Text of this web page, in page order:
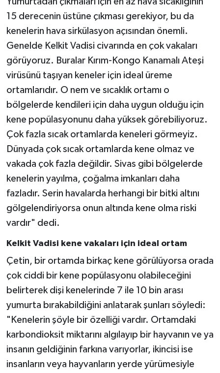
15 derecenin üstüne çıkması gerekiyor, bu da
kenelerin hava sirkülasyon açısından önemli.
Genelde Kelkit Vadisi civarında en çok vakaları
görüyoruz. Buralar Kırım-Kongo Kanamalı Ateşi
virüsünü taşıyan keneler için ideal üreme
ortamlarıdır. O nem ve sıcaklık ortamı o
bölgelerde kendileri için daha uygun olduğu için
kene popülasyonunu daha yüksek görebiliyoruz.
Çok fazla sıcak ortamlarda keneleri görmeyiz.
Dünyada çok sıcak ortamlarda kene olmaz ve
vakada çok fazla değildir. Sivas gibi bölgelerde
kenelerin yayılma, çoğalma imkanları daha
fazladır. Serin havalarda herhangi bir bitki altını
gölgelendiriyorsa onun altında kene olma riski
vardır" dedi.
Kelkit Vadisi kene vakaları için ideal ortam
Çetin, bir ortamda birkaç kene görülüyorsa orada
çok ciddi bir kene popülasyonu olabileceğini
belirterek dişi kenelerinde 7 ile 10 bin arası
yumurta bırakabildiğini anlatarak şunları söyledi:
"Kenelerin şöyle bir özelliği vardır. Ortamdaki
karbondioksit miktarını algılayıp bir hayvanın ve ya
insanın geldiğinin farkına varıyorlar, ikincisi ise
insanların veya hayvanların yerde yürümesiyle